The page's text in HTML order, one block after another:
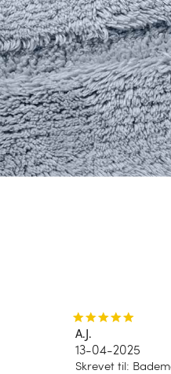
A.J.
13-04-2025
Skrevet til: